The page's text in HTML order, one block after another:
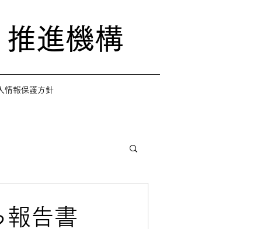
進機構
情報保護方針
報告書